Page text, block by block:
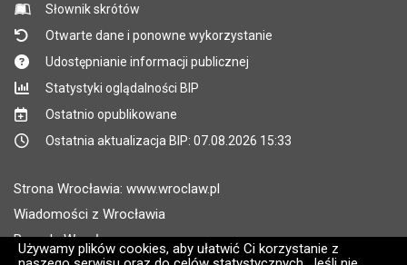
Używamy plików cookies, aby ułatwić Ci korzystanie z
Słownik skrótów
Otwarte dane i ponowne wykorzystanie
Udostępnianie informacji publicznej
Statystyki oglądalności BIP
Ostatnio opublikowane
Ostatnia aktualizacja BIP: 07.08.2026 15:33
Strona Wrocławia: www.wroclaw.pl
Wiadomości z Wrocławia
Pogoda Wrocław